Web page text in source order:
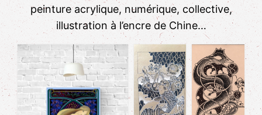
peinture acrylique, numérique, collective,
illustration à l’encre de Chine…